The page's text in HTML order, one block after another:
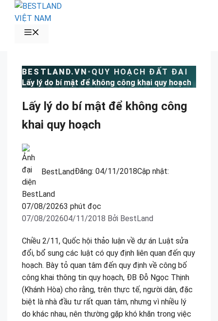
Chuyển
BESTLAND.VN • QUY HOẠCH ĐẤT ĐAI
Lấy lý do bí mật để không công khai quy hoạch
Lấy lý do bí mật để không công
khai quy hoạch
BestLandĐăng: 04/11/2018Cập nhật:
07/08/20263 phút đọc
07/08/202604/11/2018 Bởi BestLand
Chiều 2/11, Quốc hội thảo luận về dự án Luật sửa
đổi, bổ sung các luật có quy định liên quan đến quy
hoạch. Bày tỏ quan tâm đến quy định về công bố
công khai thông tin quy hoạch, ĐB Đỗ Ngọc Thịnh
(Khánh Hòa) cho rằng, trên thực tế, người dân, đặc
biệt là nhà đầu tư rất quan tâm, nhưng vì nhiều lý
do khác nhau, nên thường gặp khó khăn trong việc